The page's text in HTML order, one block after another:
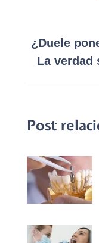
¿Duele
La verdad
Post